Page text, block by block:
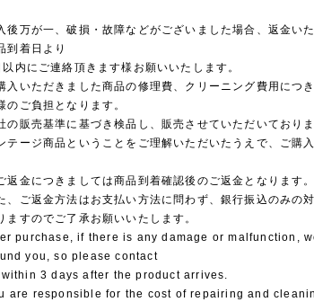
後万が一、破損・故障などがございました場合、返金い
到着日より
内にご連絡頂きます様お願いいたします。
入いただきました商品の修理費、クリーニング費用につ
のご負担となります。
の販売基準に基づき検品し、販売させていただいており
テージ商品ということをご理解いただいたうえで、ご購
返金につきましては商品到着確認後のご返金となります。
、ご返金方法はお支払い方法に問わず、銀行振込のみの
ますのでご了承お願いいたします。
purchase, if there is any damage or malfunction,
you, so please contact
3 days after the product arrives.
are responsible for the cost of repairing and